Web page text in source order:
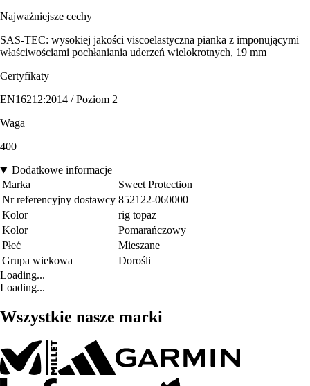
Najważniejsze cechy
SAS-TEC: wysokiej jakości viscoelastyczna pianka z imponującymi
właściwościami pochłaniania uderzeń wielokrotnych, 19 mm
Certyfikaty
EN16212:2014 / Poziom 2
Waga
400
Dodatkowe informacje
Marka
Sweet Protection
Nr referencyjny dostawcy 852122-060000
Kolor
rig topaz
Kolor
Pomarańczowy
Płeć
Mieszane
Grupa wiekowa
Dorośli
Loading...
Loading...
Wszystkie nasze marki